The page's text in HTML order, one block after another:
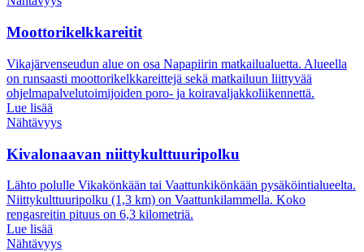
Moottorikelkkareitit
Vikajärvenseudun alue on osa Napapiirin matkailualuetta. Alueella
on runsaasti moottorikelkkareittejä sekä matkailuun liittyvää
ohjelmapalvelutoimijoiden poro- ja koiravaljakkoliikennettä.
Lue lisää
Nähtävyys
Kivalonaavan niittykulttuuripolku
Lähto polulle Vikakönkään tai Vaattunkikönkään pysäköintialueelta.
Niittykulttuuripolku (1,3 km) on Vaattunkilammella. Koko
rengasreitin pituus on 6,3 kilometriä.
Lue lisää
Nähtävyys